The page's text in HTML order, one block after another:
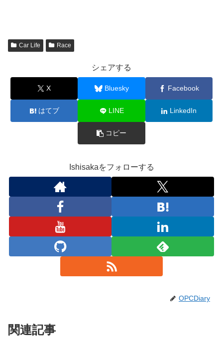
Car Life Race
シェアする
X Bluesky Facebook
はてブ LINE LinkedIn
コピー
Ishisakaをフォローする
OPCDiary
関連記事